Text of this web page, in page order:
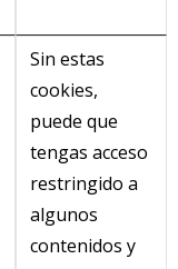
Sin estas
cookies,
puede que
tengas acceso
restringido a
algunos
contenidos y